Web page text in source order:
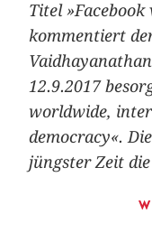
Titel »Facebook
kommentiert
12.9.2017
worldwide,
democracy«.
jüngster Zeit